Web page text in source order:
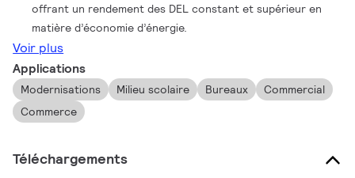
offrant un rendement des DEL constant et supérieur en
matière d’économie d’énergie.
Voir plus
Applications
Modernisations Milieu scolaire Bureaux
Commercial
Commerce
Téléchargements